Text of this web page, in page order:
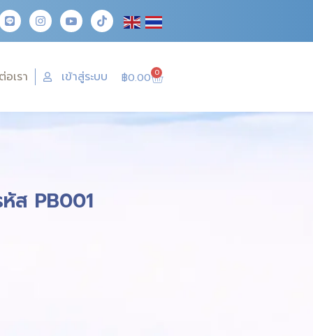
เรา เข้าสู่ระบบ ฿0.00 0
ส PB001